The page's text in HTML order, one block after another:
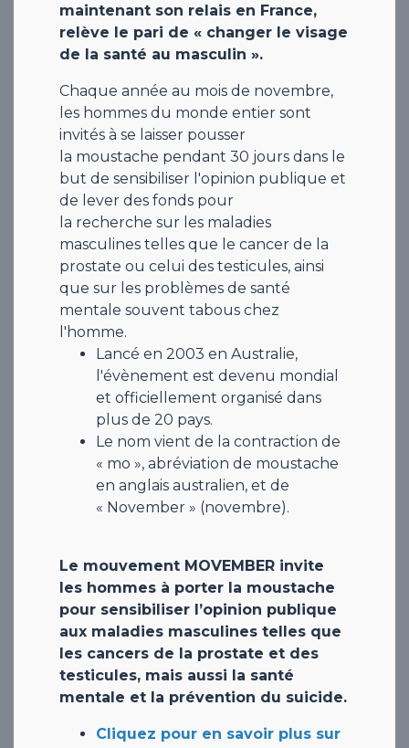
maintenant son relais en France,
relève le pari de « changer le visage
de la santé au masculin ».​​​​​​​
Chaque année au mois de novembre,
les hommes du monde entier sont
invités à se laisser pousser
la moustache pendant 30 jours dans le
but de sensibiliser l'opinion publique et
de lever des fonds pour
la recherche sur les maladies
masculines telles que le cancer de la
prostate ou celui des testicules, ainsi
que sur les problèmes de santé
mentale souvent tabous chez
l'homme.
Lancé en 2003 en Australie,
l'évènement est devenu mondial
et officiellement organisé dans
plus de 20 pays.
​​​​​​Le nom vient de la contraction de
« mo », abréviation de moustache
en anglais australien, et de
« November » (novembre).
Le mouvement MOVEMBER invite
les hommes à porter la moustache
pour sensibiliser l’opinion publique
aux maladies masculines telles que
les cancers de la prostate et des
testicules, mais aussi la santé
mentale et la prévention du suicide.
Cliquez pour en savoir plus sur